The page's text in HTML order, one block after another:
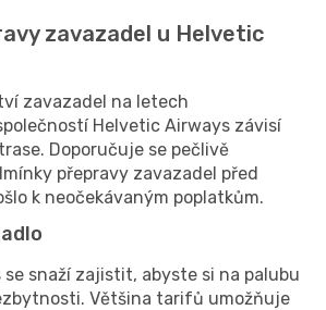
zavazadel u Helvetic
zavazadel na letech
Helvetic Airways závisí
Doporučuje se pečlivě
přepravy zavazadel před
k neočekávaným poplatkům.
snaží zajistit, abyste si na palubu
Většina tarifů umožňuje